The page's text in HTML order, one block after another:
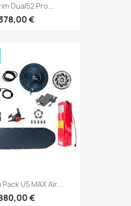
Dual52 Pro...
€
U5 MAX Air...
€